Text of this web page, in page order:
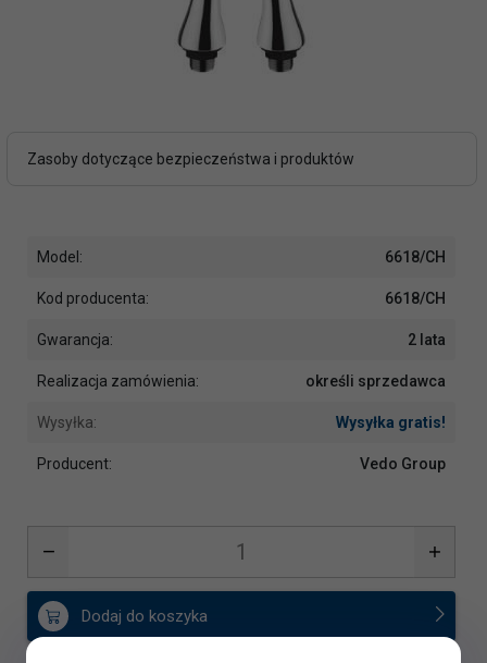
Zasoby dotyczące bezpieczeństwa i produktów
Model: 6618/CH
Kod producenta: 6618/CH
Gwarancja: 2 lata
Realizacja zamówienia: określi sprzedawca
Wysyłka: Wysyłka gratis!
Producent: Vedo Group
Dodaj do koszyka